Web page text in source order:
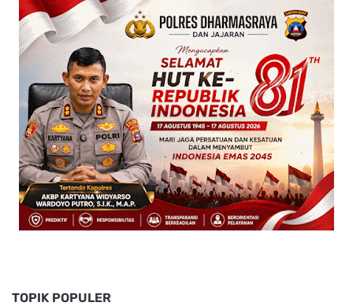
TOPIK POPULER